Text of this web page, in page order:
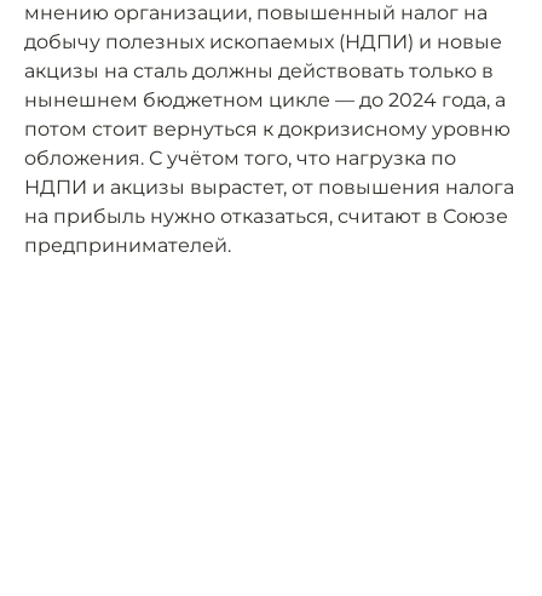
мнению организации, повышенный налог на
добычу полезных ископаемых (НДПИ) и новые
акцизы на сталь должны действовать только в
нынешнем бюджетном цикле — до 2024 года, а
потом стоит вернуться к докризисному уровню
обложения. С учётом того, что нагрузка по
НДПИ и акцизы вырастет, от повышения налога
на прибыль нужно отказаться, считают в Союзе
предпринимателей.